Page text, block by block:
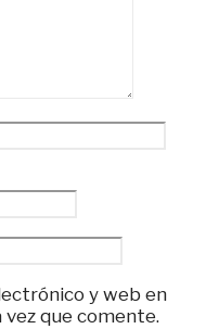
y web en
que comente.